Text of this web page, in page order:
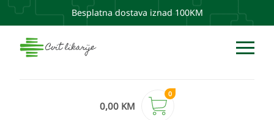
Besplatna dostava iznad 100KM
0,00 KM
0